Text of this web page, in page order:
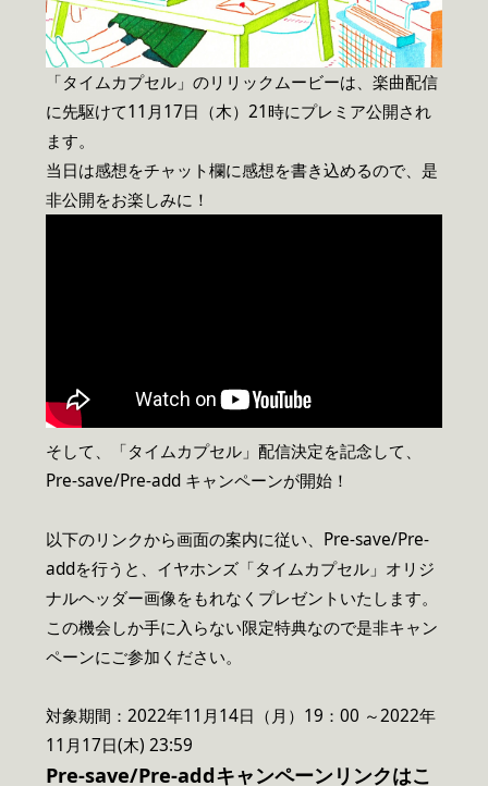
「タイムカプセル」のリリックムービーは、楽曲配信
に先駆けて11月17日（木）21時にプレミア公開され
ます。
当日は感想をチャット欄に感想を書き込めるので、是
非公開をお楽しみに！
そして、「タイムカプセル」配信決定を記念して、
Pre-save/Pre-add キャンペーンが開始！
以下のリンクから画面の案内に従い、Pre-save/Pre-
addを行うと、イヤホンズ「タイムカプセル」オリジ
ナルヘッダー画像をもれなくプレゼントいたします。
この機会しか手に入らない限定特典なので是非キャン
ペーンにご参加ください。
対象期間：2022年11月14日（月）19：00 ～2022年
11月17日(木) 23:59
Pre-save/Pre-addキャンペーンリンクはこ